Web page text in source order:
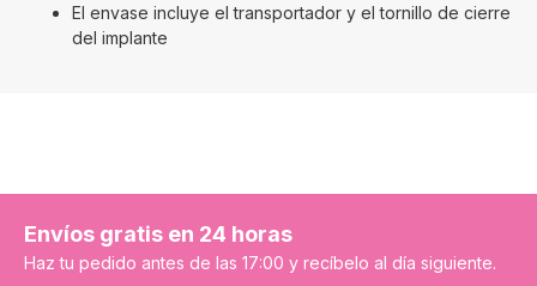
El envase incluye el transportador y el tornillo de cierre
del implante
Envíos gratis en 24 horas
Haz tu pedido antes de las 17:00 y recíbelo al día siguiente.